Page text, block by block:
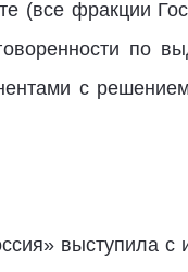
(все фракции
по
с
выступила с